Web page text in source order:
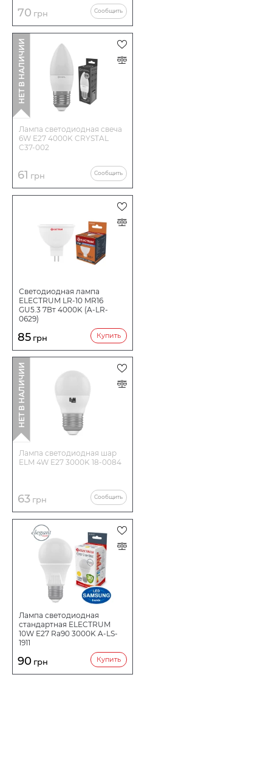
70 грн Сообщить
Лампа светодиодная свеча
6W E27 4000K CRYSTAL
C37-002
61 грн Сообщить
НЕТ В НАЛИЧИИ
Светодиодная лампа
ELECTRUM LR-10 MR16
GU5.3 7Вт 4000K (A-LR-
0629)
85 грн Купить
Лампа светодиодная шар
ELM 4W E27 3000K 18-0084
63 грн Сообщить
НЕТ В НАЛИЧИИ
Лампа светодиодная
стандартная ELECTRUM
10W E27 Ra90 3000K A-LS-
1911
90 грн Купить